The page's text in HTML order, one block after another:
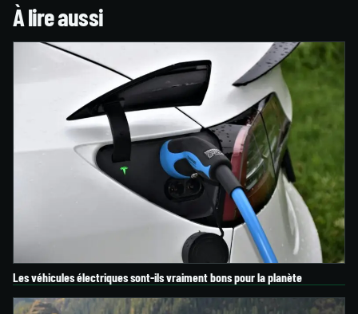
À lire aussi
Les véhicules électriques sont-ils vraiment bons pour la planète